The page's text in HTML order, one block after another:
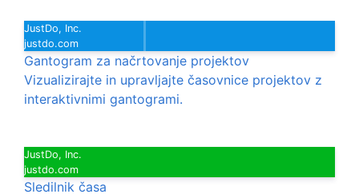
JustDo, Inc.
justdo.com
Gantogram za načrtovanje projektov
Vizualizirajte in upravljajte časovnice projektov z
interaktivnimi gantogrami.
JustDo, Inc.
justdo.com
Sledilnik časa